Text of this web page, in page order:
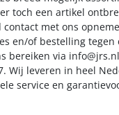
toch een artikel
met ons
en/of bestelling tegen
bereiken via info@jrs.nl
Wij leveren in heel
service en